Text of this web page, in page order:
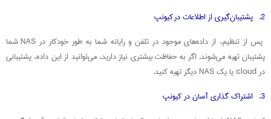
2. پشتیبان‌گیری از اطلاعات در کیونپ
پس از تنظیم، از داده‌های موجود در تلفن و رایانه شما به طور خودکار در NAS شما
پشتیبان تهیه می‌شوند. اگر به حفاظت بیشتری نیاز دارید، می‌توانید از این داده، پشتیبانی
در cloud یا یک NAS دیگر تهیه کنید.
3. اشتراک‌ گذاری آسان در کیونپ